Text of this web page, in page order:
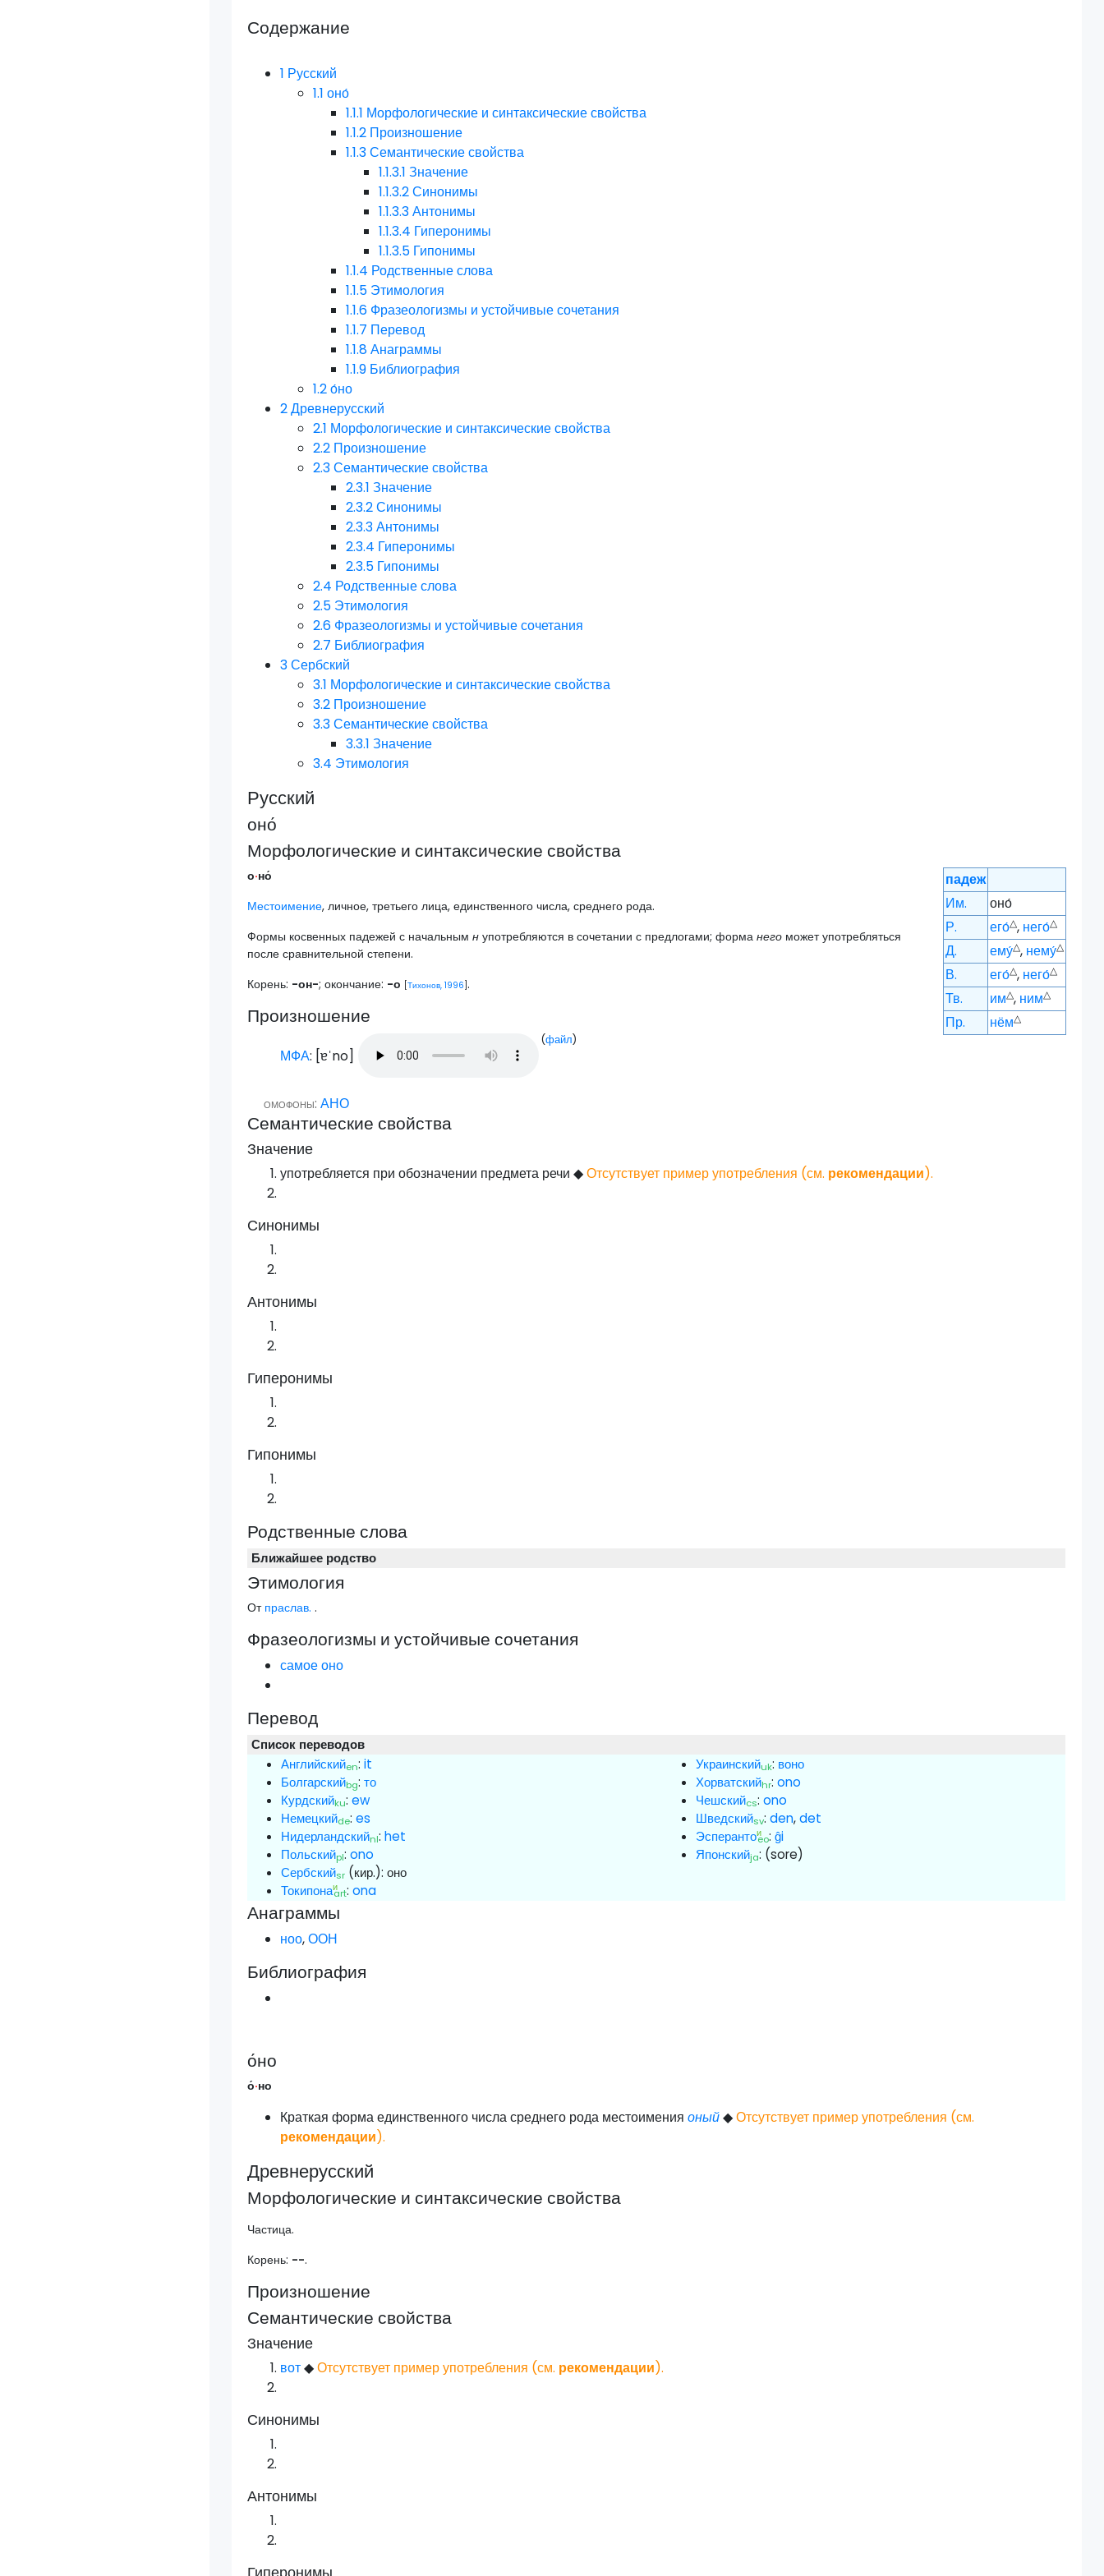
Содержание
1 Русский
1.1 оно́
1.1.1 Морфологические и синтаксические свойства
1.1.2 Произношение
1.1.3Семантические свойства
1.1.3.1 Значение
1.1.3.2Синонимы
1.1.3.3Антонимы
1.1.3.4 Гиперонимы
1.1.3.5 Гипонимы
1.1.4 Родственные слова
1.1.5 Этимология
1.1.6 Фразеологизмы и устойчивые сочетания
1.1.7 Перевод
1.1.8Анаграммы
1.1.9 Библиография
1.2о́но
2Древнерусский
2.1 Морфологические и синтаксические свойства
2.2 Произношение
2.3Семантические свойства
2.3.1 Значение
2.3.2Синонимы
2.3.3Антонимы
2.3.4 Гиперонимы
2.3.5 Гипонимы
2.4 Родственные слова
2.5 Этимология
2.6 Фразеологизмы и устойчивые сочетания
2.7 Библиография
3Сербский
3.1 Морфологические и синтаксические свойства
3.2 Произношение
3.3Семантические свойства
3.3.1 Значение
3.4 Этимология
Русский
оно́
Морфологические и синтаксические свойства
падеж
Им.
оно́
Р.
его́△, него́△
Д. ему́△, нему́△
В. его́△, него́△
Тв. им△, ним△
Пр. нём△
о·но́
Местоимение, личное, третьего лица, единственного числа, среднего рода.
Формы косвенных падежей с начальнымн употребляются в сочетании с предлогами; форманего может употребляться
после сравнительной степени.
Корень: -он-; окончание: -о [Тихонов, 1996 ].
Произношение
МФА: [ɐˈno]
(файл)
омофоны:АНО
Семантические свойства
Значение
употребляется при обозначении предмета речи◆Отсутствует пример употребления (см. рекомендации).
Синонимы
Антонимы
Гиперонимы
Гипонимы
Родственные слова
Ближайшее родство
Этимология
От праслав. .
Фразеологизмы и устойчивые сочетания
самое оно
Перевод
Список переводов
Английскийen:it
Болгарскийbg:то
Курдскийku:ew
Немецкийde:es
Нидерландскийnl:het
Польскийpl:ono
Сербскийsr (кир.):оно
Токипонаи
art:ona
Украинскийuk: воно
Хорватскийhr: ono
Чешскийcs: ono
Шведскийsv: den,det
Эсперантои
eo: ĝi
Японскийja: (sore)
Анаграммы
ноо,ООН
Библиография
о́но
о́·но
Краткая форма единственного числа среднего рода местоименияоный◆Отсутствует пример употребления (см.
рекомендации).
Древнерусский
Морфологические и синтаксические свойства
Частица.
Корень: --.
Произношение
Семантические свойства
Значение
вот◆Отсутствует пример употребления (см. рекомендации).
Синонимы
Антонимы